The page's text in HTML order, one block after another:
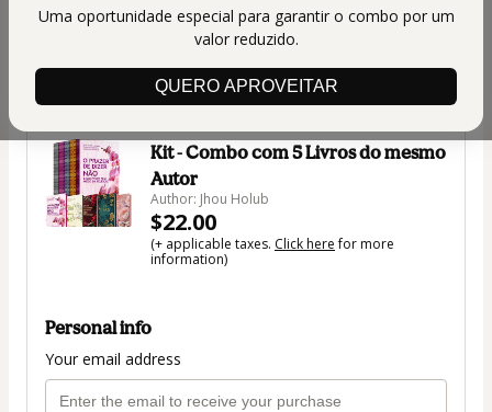
Uma oportunidade especial para garantir o combo por um
valor reduzido.
QUERO APROVEITAR
Você está adquirindo:
5 Livros(eBook PDF) + Bônus +
Kit - Combo com 5 Livros do mesmo
Autor
Author: Jhou Holub
$22.00
(+ applicable taxes. Click herefor more
information)
Personal info
Your email address